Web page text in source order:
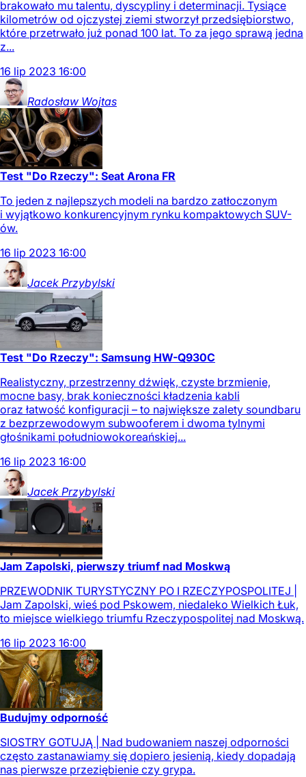
brakowało mu talentu, dyscypliny i determinacji. Tysiące
kilometrów od ojczystej ziemi stworzył przedsiębiorstwo,
które przetrwało już ponad 100 lat. To za jego sprawą jedna
z...
16 lip 2023 16:00
Radosław Wojtas
Test "Do Rzeczy": Seat Arona FR
To jeden z najlepszych modeli na bardzo zatłoczonym
i wyjątkowo konkurencyjnym rynku kompaktowych SUV-
ów.
16 lip 2023 16:00
Jacek Przybylski
Test "Do Rzeczy": Samsung HW-Q930C
Realistyczny, przestrzenny dźwięk, czyste brzmienie,
mocne basy, brak konieczności kładzenia kabli
oraz łatwość konfiguracji – to największe zalety soundbaru
z bezprzewodowym subwooferem i dwoma tylnymi
głośnikami południowokoreańskiej...
16 lip 2023 16:00
Jacek Przybylski
Jam Zapolski, pierwszy triumf nad Moskwą
PRZEWODNIK TURYSTYCZNY PO I RZECZYPOSPOLITEJ |
Jam Zapolski, wieś pod Pskowem, niedaleko Wielkich Łuk,
to miejsce wielkiego triumfu Rzeczypospolitej nad Moskwą.
16 lip 2023 16:00
Budujmy odporność
SIOSTRY GOTUJĄ | Nad budowaniem naszej odporności
często zastanawiamy się dopiero jesienią, kiedy dopadają
nas pierwsze przeziębienie czy grypa.